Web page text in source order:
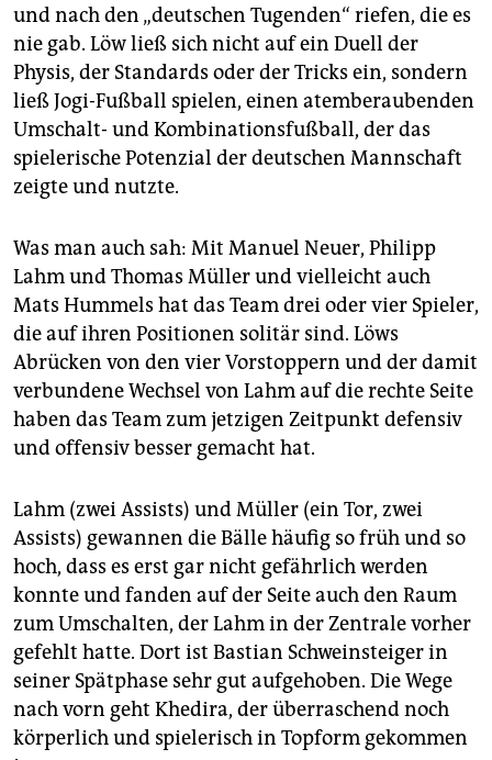
und nach den „deutschen Tugenden“ riefen, die es
nie gab. Löw ließ sich nicht auf ein Duell der
Physis, der Standards oder der Tricks ein, sondern
ließ Jogi-Fußball spielen, einen atemberaubenden
Umschalt- und Kombinationsfußball, der das
spielerische Potenzial der deutschen Mannschaft
zeigte und nutzte.
Was man auch sah: Mit Manuel Neuer, Philipp
Lahm und Thomas Müller und vielleicht auch
Mats Hummels hat das Team drei oder vier Spieler,
die auf ihren Positionen solitär sind. Löws
Abrücken von den vier Vorstoppern und der damit
verbundene Wechsel von Lahm auf die rechte Seite
haben das Team zum jetzigen Zeitpunkt defensiv
und offensiv besser gemacht hat.
Lahm (zwei Assists) und Müller (ein Tor, zwei
Assists) gewannen die Bälle häufig so früh und so
hoch, dass es erst gar nicht gefährlich werden
konnte und fanden auf der Seite auch den Raum
zum Umschalten, der Lahm in der Zentrale vorher
gefehlt hatte. Dort ist Bastian Schweinsteiger in
seiner Spätphase sehr gut aufgehoben. Die Wege
nach vorn geht Khedira, der überraschend noch
körperlich und spielerisch in Topform gekommen